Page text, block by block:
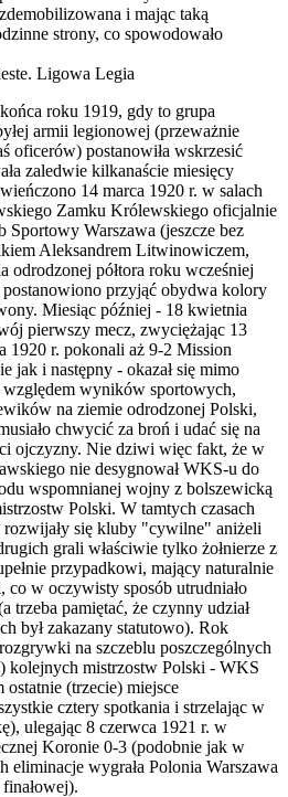
i mając taką
strony, co spowodowało
Ligowa Legia
roku 1919, gdy to grupa
armii legionowej (przeważnie
oficerów) postanowiła wskrzesić
zaledwie kilkanaście miesięcy
14 marca 1920 r. w salach
Zamku Królewskiego oficjalnie
Warszawa (jeszcze bez
Aleksandrem Litwinowiczem,
odrodzonej półtora roku wcześniej
przyjąć obydwa kolory
Miesiąc później - 18 kwietnia
pierwszy mecz, zwyciężając 13
1920 r. pokonali aż 9-2 Mission
jak i następny - okazał się mimo
wyników sportowych,
na ziemie odrodzonej Polski,
chwycić za broń i udać się na
ojczyzny. Nie dziwi więc fakt, że w
nie desygnował WKS-u do
wspomnianej wojny z bolszewicką
Polski. W tamtych czasach
się kluby "cywilne" aniżeli
grali właściwie tylko żołnierze z
przypadkowi, mający naturalnie
w oczywisty sposób utrudniało
trzeba pamiętać, że czynny udział
był zakazany statutowo). Rok
na szczeblu poszczególnych
kolejnych mistrzostw Polski - WKS
ostatnie (trzecie) miejsce
cztery spotkania i strzelając w
ulegając 8 czerwca 1921 r. w
Koronie 0-3 (podobnie jak w
eliminacje wygrała Polonia Warszawa